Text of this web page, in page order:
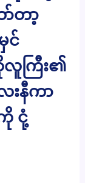
တာ့
င်
ကြီး၏
းနီကာ
ငုံ့